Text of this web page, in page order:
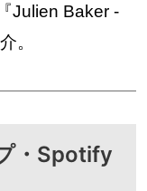
Julien Baker -
。
・Spotify